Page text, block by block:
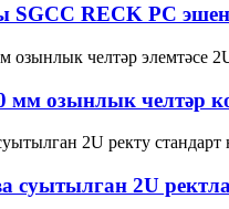
RECK PC
мм озынлык челтәр
суытылган 2U